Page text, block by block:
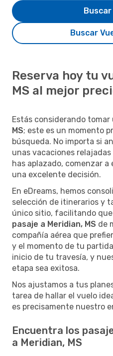
Buscar
Reserva hoy tu
MS al mejor
Estás considerando tomar
MS; este es un momento
búsqueda. No importa si
unas vacaciones
has aplazado, comenzar a
una excelente decisión.
En eDreams, hemos
selección de itinerarios y
único sitio, facilitando
pasaje a Meridian, MS de
compañía aérea que
y el momento de tu
inicio de tu travesía, y
etapa sea exitosa.
Nos ajustamos a tus
tarea de hallar el vuelo
es precisamente nuestro
Encuentra los
a Meridian, MS